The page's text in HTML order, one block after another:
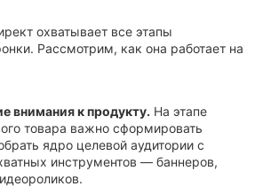
охватывает все этапы
Рассмотрим, как она работает на
внимания к продукту. На этапе
товара важно сформировать
ядро целевой аудитории с
инструментов — баннеров,